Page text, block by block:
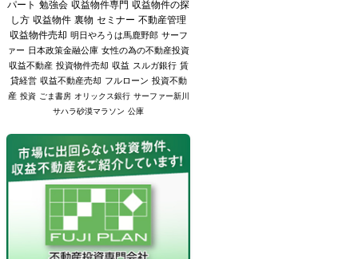
パート 勉強会 収益物件専門 収益物件の探
し方 収益物件 裏物 セミナー 不動産管理
収益物件売却 明日やろうは馬鹿野郎 サーフ
ァー 日本政策金融公庫 女性の為の不動産投資
収益不動産 投資物件売却 収益 スルガ銀行 賃
貸経営 収益不動産売却 フルローン 投資不動
産 投資 ごま書房 オリックス銀行 サーファー新川
サハラ砂漠マラソン 公庫